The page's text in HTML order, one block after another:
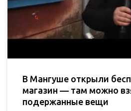
В Мангуше открыли
магазин — там можно
подержанные вещи